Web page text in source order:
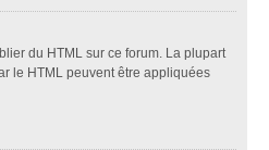
du HTML sur ce forum. La plupart
le HTML peuvent être appliquées